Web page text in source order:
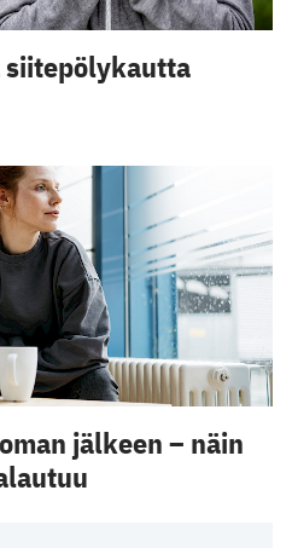
siitepölykautta
jälkeen – näin